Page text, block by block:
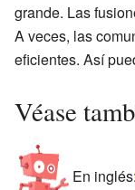
grande. Las
A veces, las
eficientes. Así
Véase
En inglés: